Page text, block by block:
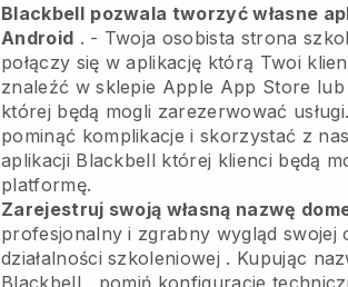
Blackbell pozwala tworzyć własne
Android . - Twoja osobista strona
połączy się w aplikację którą Twoi
znaleźć w sklepie Apple App Store
której będą mogli zarezerwować
pominąć komplikacje i skorzystać z
aplikacji Blackbell której klienci będą
platformę.
Zarejestruj swoją własną nazwę
profesjonalny i zgrabny wygląd swojej
działalności szkoleniowej . Kupując
Blackbell , pomiń konfiguracje